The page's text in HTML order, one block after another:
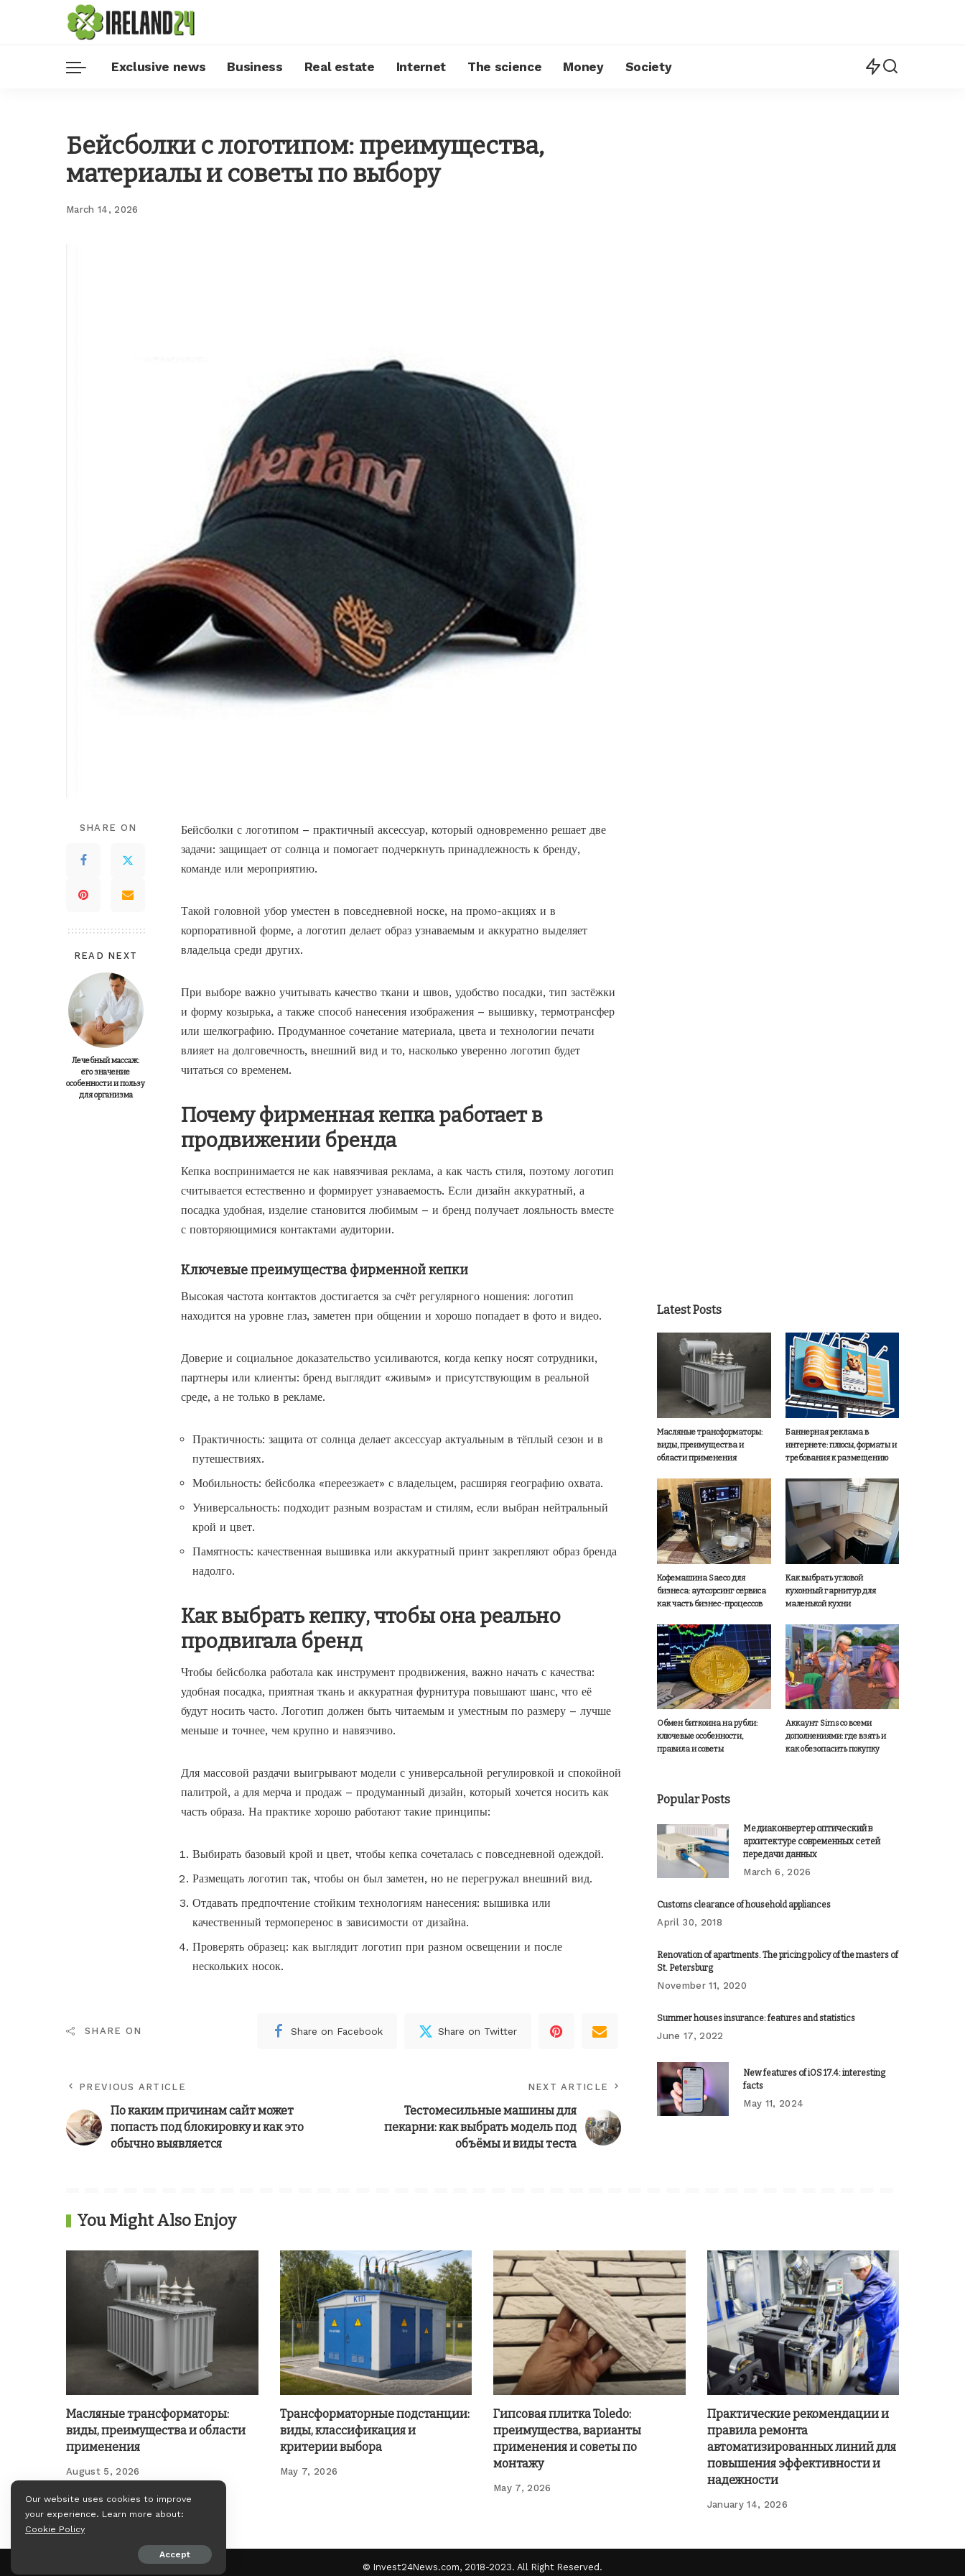
Exclusive news Business Real estate Internet The science Money Society
Бейсболки с логотипом: преимущества,
материалы и советы по выбору
March 14, 2026
SHARE ON
READ NEXT
Лечебный массаж:
его значение
особенности и пользу
для организма
Бейсболки с логотипом – практичный аксессуар, который одновременно решает две
задачи: защищает от солнца и помогает подчеркнуть принадлежность к бренду,
команде или мероприятию.
Такой головной убор уместен в повседневной носке, на промо-акциях и в
корпоративной форме, а логотип делает образ узнаваемым и аккуратно выделяет
владельца среди других.
При выборе важно учитывать качество ткани и швов, удобство посадки, тип застёжки
и форму козырька, а также способ нанесения изображения – вышивку, термотрансфер
или шелкографию. Продуманное сочетание материала, цвета и технологии печати
влияет на долговечность, внешний вид и то, насколько уверенно логотип будет
читаться со временем.
Почему фирменная кепка работает в
продвижении бренда
Кепка воспринимается не как навязчивая реклама, а как часть стиля, поэтому логотип
считывается естественно и формирует узнаваемость. Если дизайн аккуратный, а
посадка удобная, изделие становится любимым – и бренд получает лояльность вместе
с повторяющимися контактами аудитории.
Ключевые преимущества фирменной кепки
Высокая частота контактов достигается за счёт регулярного ношения: логотип
находится на уровне глаз, заметен при общении и хорошо попадает в фото и видео.
Доверие и социальное доказательство усиливаются, когда кепку носят сотрудники,
партнеры или клиенты: бренд выглядит «живым» и присутствующим в реальной
среде, а не только в рекламе.
Практичность: защита от солнца делает аксессуар актуальным в тёплый сезон и в
путешествиях.
Мобильность: бейсболка «переезжает» с владельцем, расширяя географию охвата.
Универсальность: подходит разным возрастам и стилям, если выбран нейтральный
крой и цвет.
Памятность: качественная вышивка или аккуратный принт закрепляют образ бренда
надолго.
Как выбрать кепку, чтобы она реально
продвигала бренд
Чтобы бейсболка работала как инструмент продвижения, важно начать с качества:
удобная посадка, приятная ткань и аккуратная фурнитура повышают шанс, что её
будут носить часто. Логотип должен быть читаемым и уместным по размеру – лучше
меньше и точнее, чем крупно и навязчиво.
Для массовой раздачи выигрывают модели с универсальной регулировкой и спокойной
палитрой, а для мерча и продаж – продуманный дизайн, который хочется носить как
часть образа. На практике хорошо работают такие принципы:
Выбирать базовый крой и цвет, чтобы кепка сочеталась с повседневной одеждой.
Размещать логотип так, чтобы он был заметен, но не перегружал внешний вид.
Отдавать предпочтение стойким технологиям нанесения: вышивка или
качественный термоперенос в зависимости от дизайна.
Проверять образец: как выглядит логотип при разном освещении и после
нескольких носок.
SHARE ON Share on Facebook Share on Twitter
PREVIOUS ARTICLE
По каким причинам сайт может
попасть под блокировку и как это
обычно выявляется
NEXT ARTICLE
Тестомесильные машины для
пекарни: как выбрать модель под
объёмы и виды теста
Latest Posts
Масляные трансформаторы:
виды, преимущества и
области применения
Баннерная реклама в
интернете: плюсы, форматы и
требования к размещению
Кофемашина Saeco для
бизнеса: аутсорсинг сервиса
как часть бизнес-процессов
Как выбрать угловой
кухонный гарнитур для
маленькой кухни
Обмен биткоина на рубли:
ключевые особенности,
правила и советы
Аккаунт Sims со всеми
дополнениями: где взять и
как обезопасить покупку
Popular Posts
Медиаконвертер оптический в
архитектуре современных сетей
передачи данных
March 6, 2026
Customs clearance of household appliances
April 30, 2018
Renovation of apartments. The pricing policy of the masters of
St. Petersburg
November 11, 2020
Summer houses insurance: features and statistics
June 17, 2022
New features of iOS 17.4: interesting
facts
May 11, 2024
You Might Also Enjoy
Масляные трансформаторы:
виды, преимущества и области
применения
August 5, 2026
Трансформаторные подстанции:
виды, классификация и
критерии выбора
May 7, 2026
Гипсовая плитка Toledo:
преимущества, варианты
применения и советы по
монтажу
May 7, 2026
Практические рекомендации и
правила ремонта
автоматизированных линий для
повышения эффективности и
надежности
January 14, 2026
© Invest24News.com, 2018-2023. All Right Reserved.
Our website uses cookies to improve
your experience. Learn more about:
Cookie Policy
Accept